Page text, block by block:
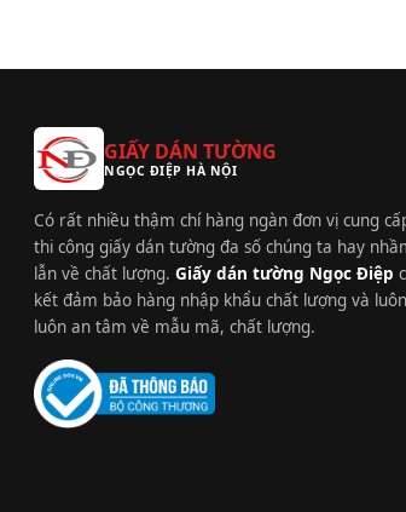
GIẤY DÁN TƯỜNG
NGỌC ĐIỆP HÀ NỘI
Có rất nhiều thậm chí hàng ngàn đơn vị cung
thi công giấy dán tường đa số chúng ta hay
lẫn về chất lượng. Giấy dán tường Ngọc Điệp
kết đảm bảo hàng nhập khẩu chất lượng và luôn
luôn an tâm về mẫu mã, chất lượng.